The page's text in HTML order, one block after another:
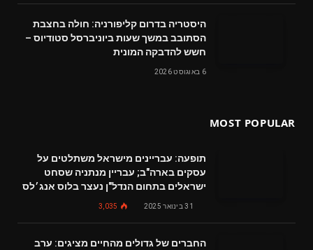
היסטריה בדרום קליפורניה: חולה בחצבת
הסתובב במשך שעות ביוניברסל סטודיוס –
חשש להדבקה המונית
6 באוגוסט 2026
MOST POPULAR
תופעה: עבריינים מישראל משתלטים על
עסקים בארה"ב; עבריין מנתניה שסחט
ישראלים בתחום הנדל"ן נעצר בלוס אנג׳לס
31 בינואר 2025 3,035
החברים של גדולים מהחיים מציגים: ערב